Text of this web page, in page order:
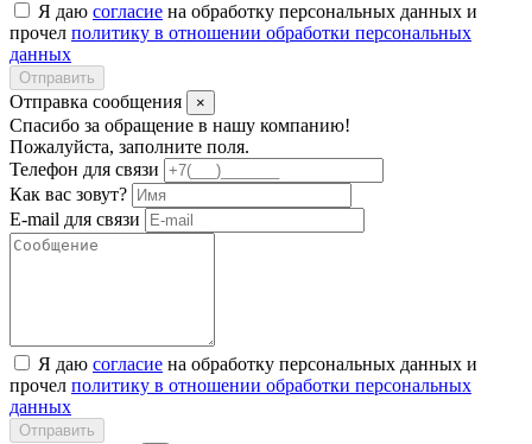
Я даю согласие на обработку персональных данных и
прочел политику в отношении обработки персональных
данных
Отправить
Отправка сообщения ×
Спасибо за обращение в нашу компанию!
Пожалуйста, заполните поля.
Телефон для связи
Как вас зовут?
E-mail для связи
Я даю согласие на обработку персональных данных и
прочел политику в отношении обработки персональных
данных
Отправить